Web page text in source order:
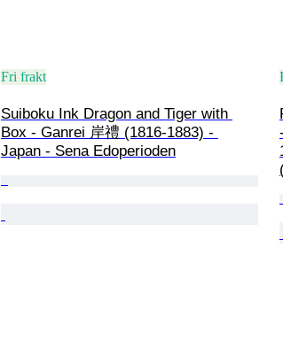
Fri frakt
Suiboku Ink Dragon and Tiger with
Box - Ganrei 岸禮 (1816-1883) -
Japan - Sena Edoperioden